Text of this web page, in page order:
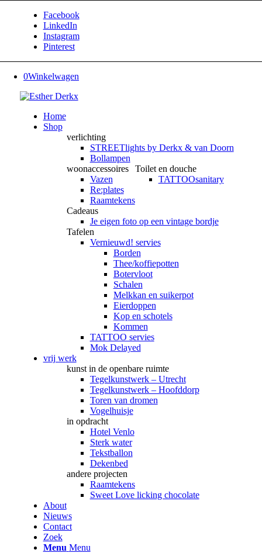
Facebook
LinkedIn
Instagram
Pinterest
0Winkelwagen
Home
Shop
verlichting
STREETlights by Derkx & van Doorn
Bollampen
woonaccessoires
Vazen
Re:plates
Raamtekens
Toilet en douche
TATTOOsanitary
Cadeaus
Je eigen foto op een vintage bordje
Tafelen
Vernieuwd! servies
Borden
Thee/koffiepotten
Botervloot
Schalen
Melkkan en suikerpot
Eierdoppen
Kop en schotels
Kommen
TATTOO servies
Mok Delayed
vrij werk
kunst in de openbare ruimte
Tegelkunstwerk – Utrecht
Tegelkunstwerk – Hoofddorp
Toren van dromen
Vogelhuisje
in opdracht
Hotel Venlo
Sterk water
Tekstballon
Dekenbed
andere projecten
Raamtekens
Sweet Love licking chocolate
About
Nieuws
Contact
Zoek
Menu Menu